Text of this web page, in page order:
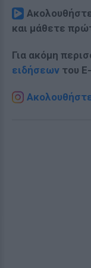
και μάθετε
Για ακόμη
ειδήσεων του